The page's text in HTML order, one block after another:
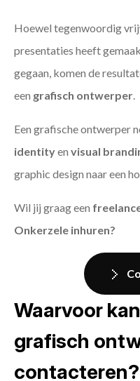
Hoewel tegenwoordig
presentaties heeft
gegaan, komen de
een grafisch ontwerper
Een grafische ontwerper
identityen visual
graphic design naar een
Wil jij graag een
Onkerzele inhuren?
Waarvoor
grafisch
contacteren?